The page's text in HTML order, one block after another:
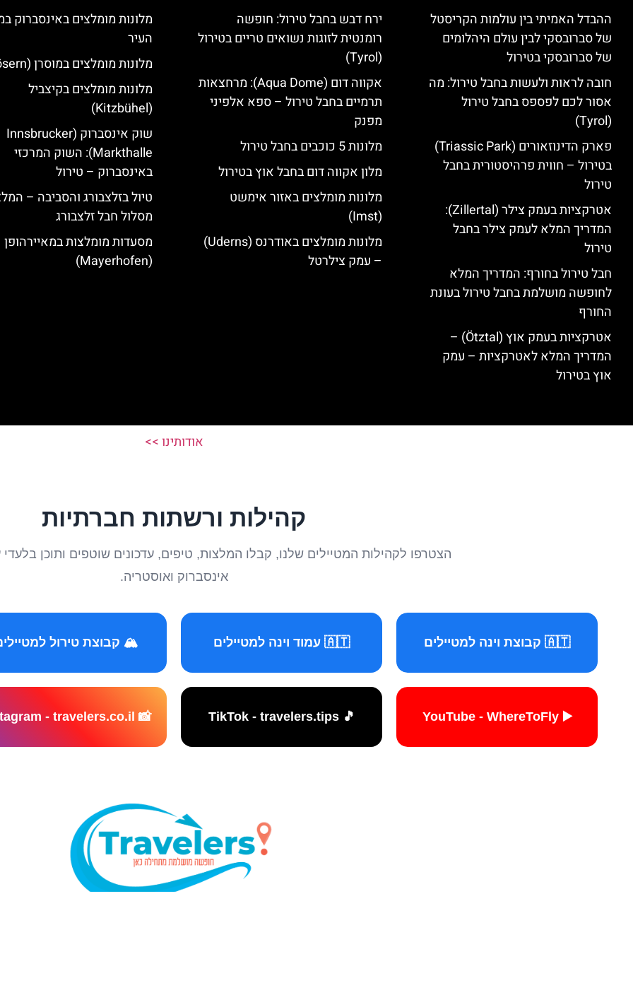
ההבדל האמיתי בין עולמות הקריסטל
של סברובסקי לבין עולם היהלומים
של סברובסקי בטירול
חובה לראות ולעשות בחבל טירול: מה
אסור לכם לפספס בחבל טירול
(Tyrol)
פארק הדינוזאורים (Triassic Park)
בטירול – חווית פרהיסטורית בחבל
טירול
אטרקציות בעמק צילר (Zillertal):
המדריך המלא לעמק צילר בחבל
טירול
חבל טירול בחורף: המדריך המלא
לחופשה מושלמת בחבל טירול בעונת
החורף
אטרקציות בעמק אוץ (Ötztal) –
המדריך המלא לאטרקציות – עמק
אוץ בטירול
ירח דבש בחבל טירול: חופשה
רומנטית לזוגות נשואים טריים בטירול
(Tyrol)
אקווה דום (Aqua Dome): מרחצאות
תרמיים בחבל טירול – ספא אלפיני
מפנק
מלונות 5 כוכבים בחבל טירול
מלון אקווה דום בחבל אוץ בטירול
מלונות מומלצים באזור אימשט
(Imst)
מלונות מומלצים באודרנס (Uderns)
– עמק צילרטל
מלונות מומלצים באינסברוק
העיר
מלונות מומלצים במוסרן (Mösern)
מלונות מומלצים בקיצביל
(Kitzbühel)
שוק אינסברוק (Innsbrucker
Markthalle): השוק המרכזי
באינסברוק – טירול
טיול בזלצבורג והסביבה –
מסלול חבל זלצבורג
מסעדות מומלצות במאיירהופן
(Mayerhofen)
אודותינו >>
קהילות ורשתות חברתיות
הצטרפו לקהילות המטיילים שלנו, קבלו המלצות, טיפים, עדכונים שוטפים ותוכן בלעדי
אינסברוק ואוסטריה.
🇦🇹 קבוצת וינה למטיילים 🇦🇹 עמוד וינה למטיילים 🏔️ קבוצת טירול
▶️ YouTube - WhereToFly
🎵 TikTok - travelers.tips
📸 Instagram - travelers.co.il